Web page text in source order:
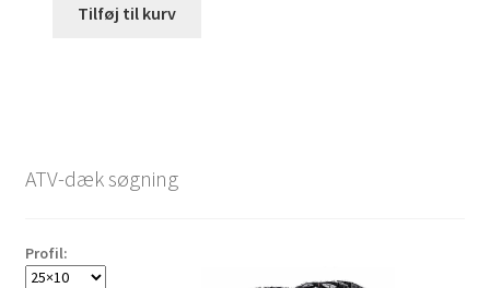
Tilføj til kurv
ATV-dæk søgning
Profil: